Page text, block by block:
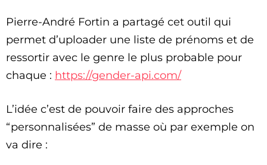
Pierre-André Fortin a partagé cet outil qui
permet d’uploader une liste de prénoms et de
ressortir avec le genre le plus probable pour
chaque : https://gender-api.com/
L’idée c’est de pouvoir faire des approches
“personnalisées” de masse où par exemple on
va dire :